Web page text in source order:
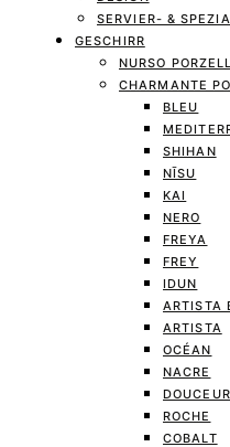
SERVIER- &
GESCHIRR
NURSO
CHARMANTE
BLEU
SHIHAN
NĪSU
KAI
NERO
FREYA
FREY
IDUN
ARTISTA
ARTISTA
OCÉAN
NACRE
DOUCEUR
ROCHE
COBALT